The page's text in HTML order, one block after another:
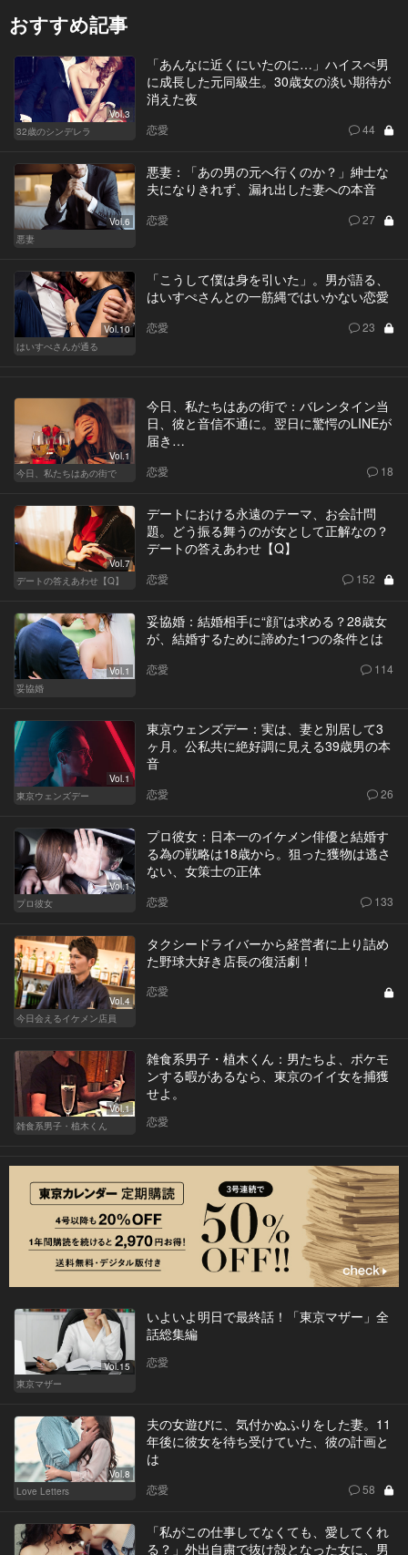
おすすめ記事
Vol.3
32歳のシンデレラ
「あんなに近くにいたのに…」ハイスぺ男
に成長した元同級生。30歳女の淡い期待が
消えた夜
恋愛 44
Vol.6
悪妻
悪妻：「あの男の元へ行くのか？」紳士な
夫になりきれず、漏れ出した妻への本音
恋愛 27
Vol.10
はいすぺさんが通る
「こうして僕は身を引いた」。男が語る、
はいすぺさんとの一筋縄ではいかない恋愛
恋愛 23
Vol.1
今日、私たちはあの街で
今日、私たちはあの街で：バレンタイン当
日、彼と音信不通に。翌日に驚愕のLINEが
届き…
恋愛 18
Vol.7
デートの答えあわせ【Q】
デートにおける永遠のテーマ、お会計問
題。どう振る舞うのが女として正解なの？
デートの答えあわせ【Q】
恋愛 152
Vol.1
妥協婚
妥協婚：結婚相手に“顔”は求める？28歳女
が、結婚するために諦めた1つの条件とは
恋愛 114
Vol.1
東京ウェンズデー
東京ウェンズデー：実は、妻と別居して3
ヶ月。公私共に絶好調に見える39歳男の本
音
恋愛 26
Vol.1
プロ彼女
プロ彼女：日本一のイケメン俳優と結婚す
る為の戦略は18歳から。狙った獲物は逃さ
ない、女策士の正体
恋愛 133
Vol.4
今日会えるイケメン店員
タクシードライバーから経営者に上り詰め
た野球大好き店長の復活劇！
恋愛
Vol.1
雑食系男子・植木くん
雑食系男子・植木くん：男たちよ、ポケモ
ンする暇があるなら、東京のイイ女を捕獲
せよ。
恋愛
Vol.15
東京マザー
いよいよ明日で最終話！「東京マザー」全
話総集編
恋愛
Vol.8
Love Letters
夫の女遊びに、気付かぬふりをした妻。11
年後に彼女を待ち受けていた、彼の計画と
は
恋愛 58
「私がこの仕事してなくても、愛してくれ
る？」外出自粛で抜け殻となった女に、男